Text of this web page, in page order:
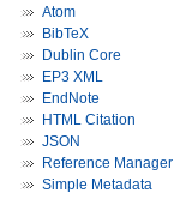
Atom
BibTeX
Dublin Core
EP3 XML
EndNote
HTML Citation
JSON
Reference Manager
Simple Metadata